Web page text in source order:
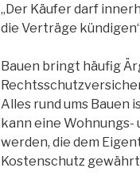
„Der Käufer darf
die Verträge
Bauen bringt häufig
Alles rund ums Bauen
kann eine Wohnungs-
werden, die dem
Kostenschutz